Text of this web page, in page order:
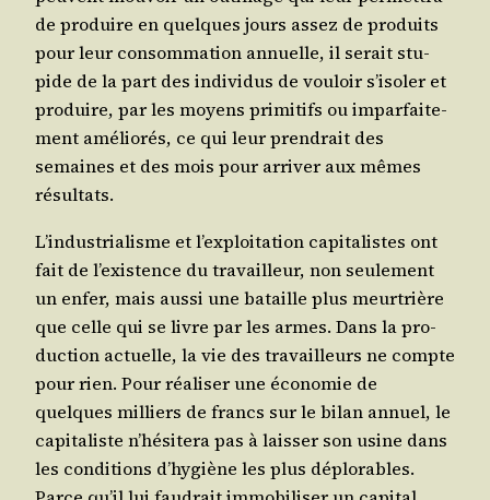
de pro­duire en quelques jours assez de pro­duits
pour leur consom­ma­tion annuelle, il serait stu­
pide de la part des indi­vi­dus de vou­loir s’i­so­ler et
pro­duire, par les moyens pri­mi­tifs ou impar­fai­te­
ment amé­lio­rés, ce qui leur pren­drait des
semaines et des mois pour arri­ver aux mêmes
résultats.
L’in­dus­tria­lisme et l’ex­ploi­ta­tion capi­ta­listes ont
fait de l’exis­tence du tra­vailleur, non seule­ment
un enfer, mais aus­si une bataille plus meur­trière
que celle qui se livre par les armes. Dans la pro­
duc­tion actuelle, la vie des tra­vailleurs ne compte
pour rien. Pour réa­li­ser une éco­no­mie de
quelques mil­liers de francs sur le bilan annuel, le
capi­ta­liste n’hé­si­te­ra pas à lais­ser son usine dans
les condi­tions d’hy­giène les plus déplo­rables.